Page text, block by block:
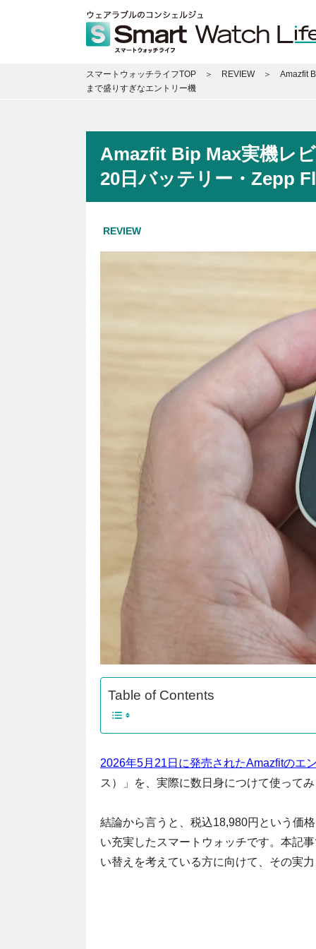
スマートウォッチライフTOP REVIEW
Amazfit
まで盛りすぎなエントリー機
Amazfit Bip Max実機レ
20日バッテリー・Zepp
REVIEW
Table of Contents
2026年5月21日に発売されたAmazfitのエ
ス）」を、実際に数日身につけて使って
結論から言うと、税込18,980円という価
い充実したスマートウォッチです。本記
い替えを考えている方に向けて、その実